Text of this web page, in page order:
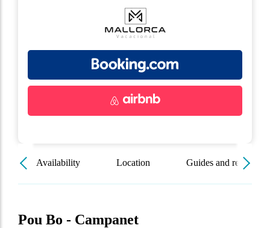
Availability Location Guides and resources
Pou Bo - Campanet